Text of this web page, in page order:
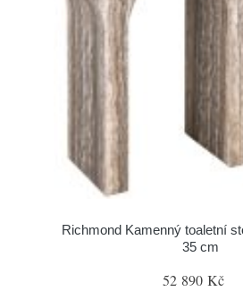
Richmond Kamenný toaletní
35 cm
52 890 Kč